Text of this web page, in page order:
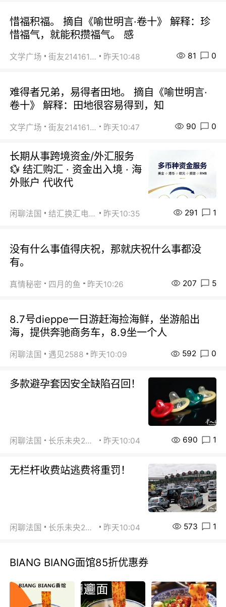
惜福积福。 摘自《喻世明言·卷十》 解释：珍
惜福气，就能积攒福气。 感
文学广场 街友21416156 昨天10:48 81 0
难得者兄弟，易得者田地。 摘自《喻世明言·
卷十》 解释：田地很容易得到，知
文学广场 街友21416156 昨天10:47 90 0
长期从事跨境资金/外汇服务
💱 结汇购汇 · 资金出入境 · 海
外账户 代收代
闲聊法国 结汇换汇电汇 昨天10:35 291 1
没有什么事值得庆祝，那就庆祝什么事都没
有。
真情秘密 四月的鱼 昨天10:26 207 5
8.7号dieppe一日游赶海捡海鲜，坐游船出
海，提供奔驰商务车，8.9坐一个人
闲聊法国 遇见2588 昨天10:09 592 0
多款避孕套因安全缺陷召回！
闲聊法国 长乐未央2015 昨天10:04 690 1
无栏杆收费站逃费将重罚！
闲聊法国 长乐未央2015 昨天10:04 573 1
BIANG BIANG面馆85折优惠券